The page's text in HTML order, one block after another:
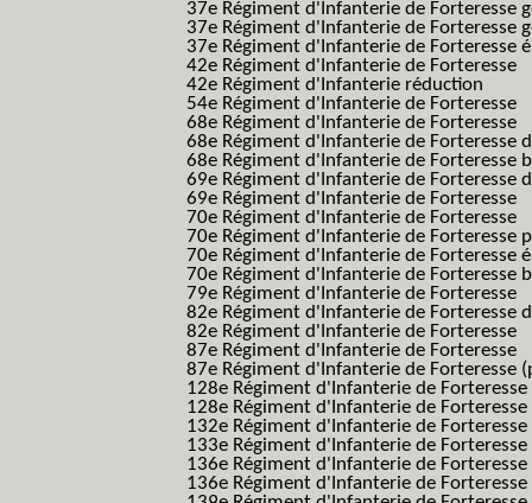
37e Régiment d'Infanterie de Forteresse
37e Régiment d'Infanterie de Forteresse
37e Régiment d'Infanterie de Forteresse
42e Régiment d'Infanterie de Forteresse
42e Régiment d'Infanterie réduction
54e Régiment d'Infanterie de Forteresse
68e Régiment d'Infanterie de Forteresse
68e Régiment d'Infanterie de Forteresse
68e Régiment d'Infanterie de Forteresse
69e Régiment d'Infanterie de Forteresse
69e Régiment d'Infanterie de Forteresse
70e Régiment d'Infanterie de Forteresse
70e Régiment d'Infanterie de Forteresse
70e Régiment d'Infanterie de Forteresse
70e Régiment d'Infanterie de Forteresse
79e Régiment d'Infanterie de Forteresse
82e Régiment d'Infanterie de Forteresse
82e Régiment d'Infanterie de Forteresse
87e Régiment d'Infanterie de Forteresse
87e Régiment d'Infanterie de Forteresse
128e Régiment d'Infanterie de Forteresse
128e Régiment d'Infanterie de
132e Régiment d'Infanterie de Forteresse
133e Régiment d'Infanterie de Forteresse
136e Régiment d'Infanterie de Forteresse
136e Régiment d'Infanterie de